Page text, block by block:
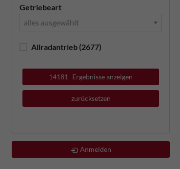
Getriebeart
alles ausgewählt
Allradantrieb (2677)
14181 Ergebnisse anzeigen
zurücksetzen
Anmelden